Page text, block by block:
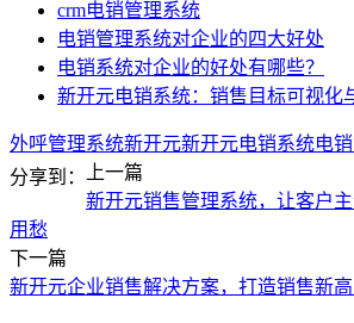
crm电销管理系统
电销管理系统对企业的四大好处
电销系统对企业的好处有哪些？
新开元电销系统：销售目标可视化
外呼管理系统新开元新开元电销系统电
分享到：
上一篇
新开元销售管理系统，让客户
用愁
下一篇
新开元企业销售解决方案，打造销售新